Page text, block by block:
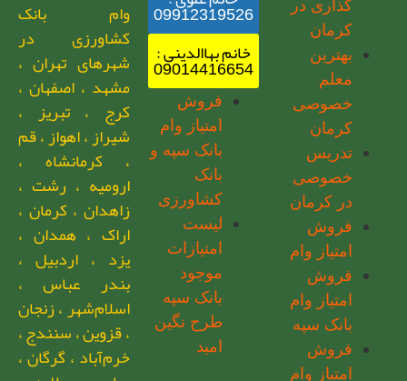
گذاری در
کرمان
بهترین
معلم
خصوصی
کرمان
تدریس
خصوصی
در کرمان
فروش
امتیاز وام
فروش
امتیاز وام
بانک سپه
فروش
امتیاز وام
09912319526
خانم بهاالدینی :
09014416654
فروش
امتیاز وام
بانک سپه و
بانک
کشاورزی
لیست
امتیازات
موجود
بانک سپه
طرح نگین
امید
وام بانک
کشاورزی در
شهرهای تهران ،
مشهد ، اصفهان ،
کرج ، تبریز ،
شیراز ، اهواز ، قم
، کرمانشاه ،
ارومیه ، رشت ،
زاهدان ، کرمان ،
اراک ، همدان ،
یزد ، اردبیل ،
بندر عباس ،
اسلام‌شهر ، زنجان
، قزوین ، سنندج ،
خرم‌آباد ، گرگان ،